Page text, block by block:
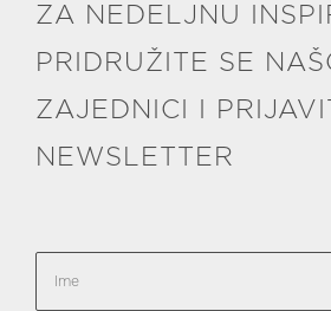
ZA NEDELJNU
PRIDRUŽITE SE
ZAJEDNICI I
NEWSLETTER